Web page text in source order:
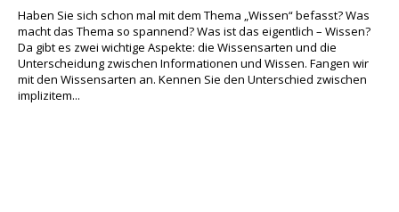
Haben Sie sich schon mal mit dem Thema „Wissen“ befasst? Was
macht das Thema so spannend? Was ist das eigentlich – Wissen?
Da gibt es zwei wichtige Aspekte: die Wissensarten und die
Unterscheidung zwischen Informationen und Wissen. Fangen wir
mit den Wissensarten an. Kennen Sie den Unterschied zwischen
implizitem...